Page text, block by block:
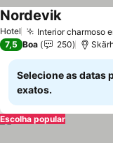
Hotel Interior charmoso
NordevikVer preços
7,5 Boa 250
Selecione as datas
exatos.
Escolha popular